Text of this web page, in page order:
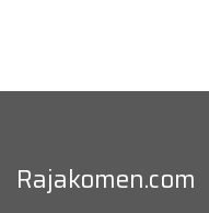
Rajakomen.com